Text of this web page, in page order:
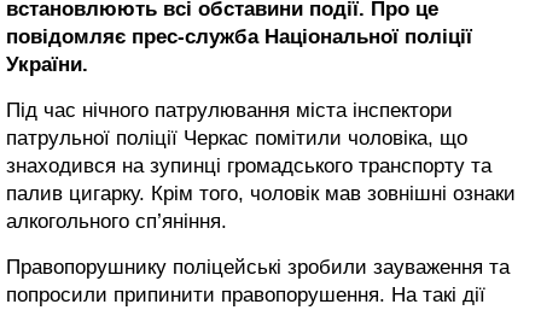
встановлюють всі обставини події. Про це
повідомляє прес-служба Національної поліції
України.
Під час нічного патрулювання міста інспектори
патрульної поліції Черкас помітили чоловіка, що
знаходився на зупинці громадського транспорту та
палив цигарку. Крім того, чоловік мав зовнішні ознаки
алкогольного сп’яніння.
Правопорушнику поліцейські зробили зауваження та
попросили припинити правопорушення. На такі дії